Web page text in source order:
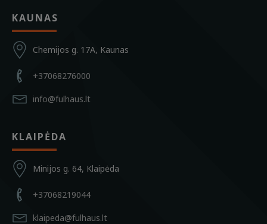
KAUNAS
Chemijos g. 17A, Kaunas
+37068276000
info@fulhaus.lt
KLAIPĖDA
Minijos g. 64, Klaipėda
+37068219044
klaipeda@fulhaus.lt